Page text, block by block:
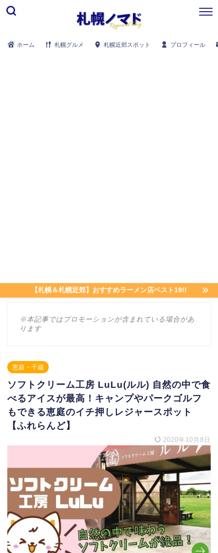
ホーム 札幌グルメ 札幌近郊スポット プロフィール
【札幌＆札幌近郊】おすすめラーメン店ベスト19!!
※本記事ではプロモーションが含まれている場合があ
ります
恵庭・千歳
ソフトクリーム工房 LuLu(ルル) 自然の中で食
べるアイスが最高！キャンプやパークゴルフ
もできる恵庭のイチ押しレジャースポット
【ふれらんど】
2020年10月8日